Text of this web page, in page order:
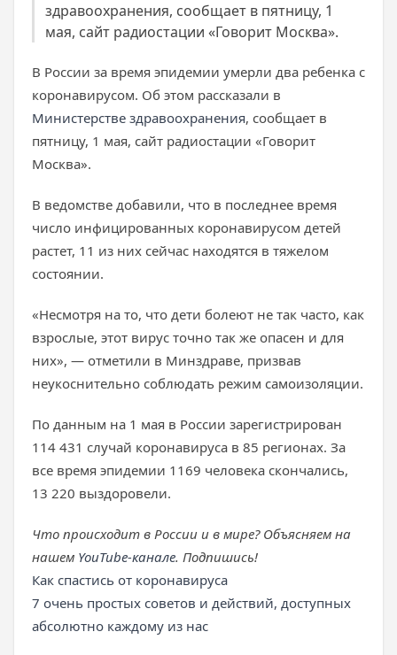
здравоохранения, сообщает в пятницу, 1
мая, сайт радиостации «Говорит Москва».
В России за время эпидемии умерли два ребенка с
коронавирусом. Об этом рассказали в
Министерстве здравоохранения, сообщает в
пятницу, 1 мая, сайт радиостации «Говорит
Москва».
В ведомстве добавили, что в последнее время
число инфицированных коронавирусом детей
растет, 11 из них сейчас находятся в тяжелом
состоянии.
«Несмотря на то, что дети болеют не так часто, как
взрослые, этот вирус точно так же опасен и для
них», — отметили в Минздраве, призвав
неукоснительно соблюдать режим самоизоляции.
По данным на 1 мая в России зарегистрирован
114 431 случай коронавируса в 85 регионах. За
все время эпидемии 1169 человека скончались,
13 220 выздоровели.
Что происходит в России и в мире? Объясняем на
нашем YouTube-канале. Подпишись!
Как спастись от коронавируса
7 очень простых советов и действий, доступных
абсолютно каждому из нас